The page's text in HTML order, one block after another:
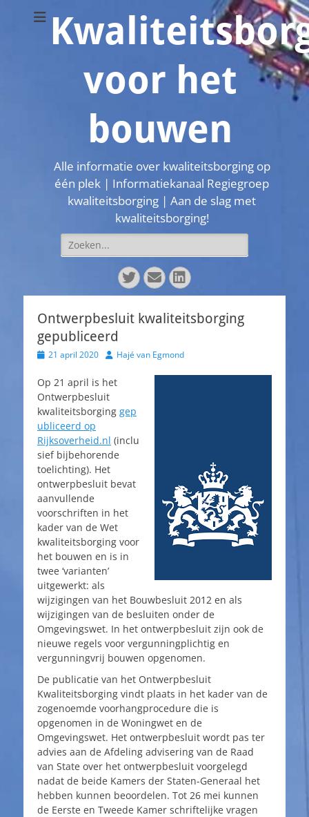
voor het
bouwen
Alle informatie over kwaliteitsborging op
één plek | Informatiekanaal Regiegroep
kwaliteitsborging | Aan de slag met
kwaliteitsborging!
Zoeken
naar:
Twitter
E-
mail
LinkedIn
Ontwerpbesluit kwaliteitsborging
gepubliceerd
Geplaatst
21 april 2020 AuteurHajé van Egmond
Op 21 april is het
Ontwerpbesluit
kwaliteitsborging gep
ubliceerd op
Rijksoverheid.nl (inclu
sief bijbehorende
toelichting). Het
ontwerpbesluit bevat
aanvullende
voorschriften in het
kader van de Wet
kwaliteitsborging voor
het bouwen en is in
twee ‘varianten’
uitgewerkt: als
wijzigingen van het Bouwbesluit 2012 en als
wijzigingen van de besluiten onder de
Omgevingswet. In het ontwerpbesluit zijn ook de
nieuwe regels voor vergunningplichtig en
vergunningvrij bouwen opgenomen.
De publicatie van het Ontwerpbesluit
Kwaliteitsborging vindt plaats in het kader van de
zogenoemde voorhangprocedure die is
opgenomen in de Woningwet en de
Omgevingswet. Het ontwerpbesluit wordt pas ter
advies aan de Afdeling advisering van de Raad
van State over het ontwerpbesluit voorgelegd
nadat de beide Kamers der Staten-Generaal het
hebben kunnen beoordelen. Tot 26 mei kunnen
de Eerste en Tweede Kamer schriftelijke vragen